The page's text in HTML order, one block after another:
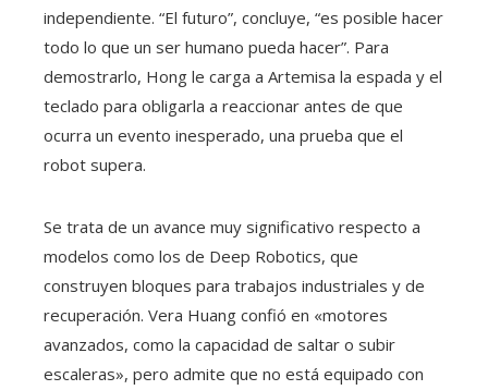
independiente. “El futuro”, concluye, “es posible hacer
todo lo que un ser humano pueda hacer”. Para
demostrarlo, Hong le carga a Artemisa la espada y el
teclado para obligarla a reaccionar antes de que
ocurra un evento inesperado, una prueba que el
robot supera.
Se trata de un avance muy significativo respecto a
modelos como los de Deep Robotics, que
construyen bloques para trabajos industriales y de
recuperación. Vera Huang confió en «motores
avanzados, como la capacidad de saltar o subir
escaleras», pero admite que no está equipado con